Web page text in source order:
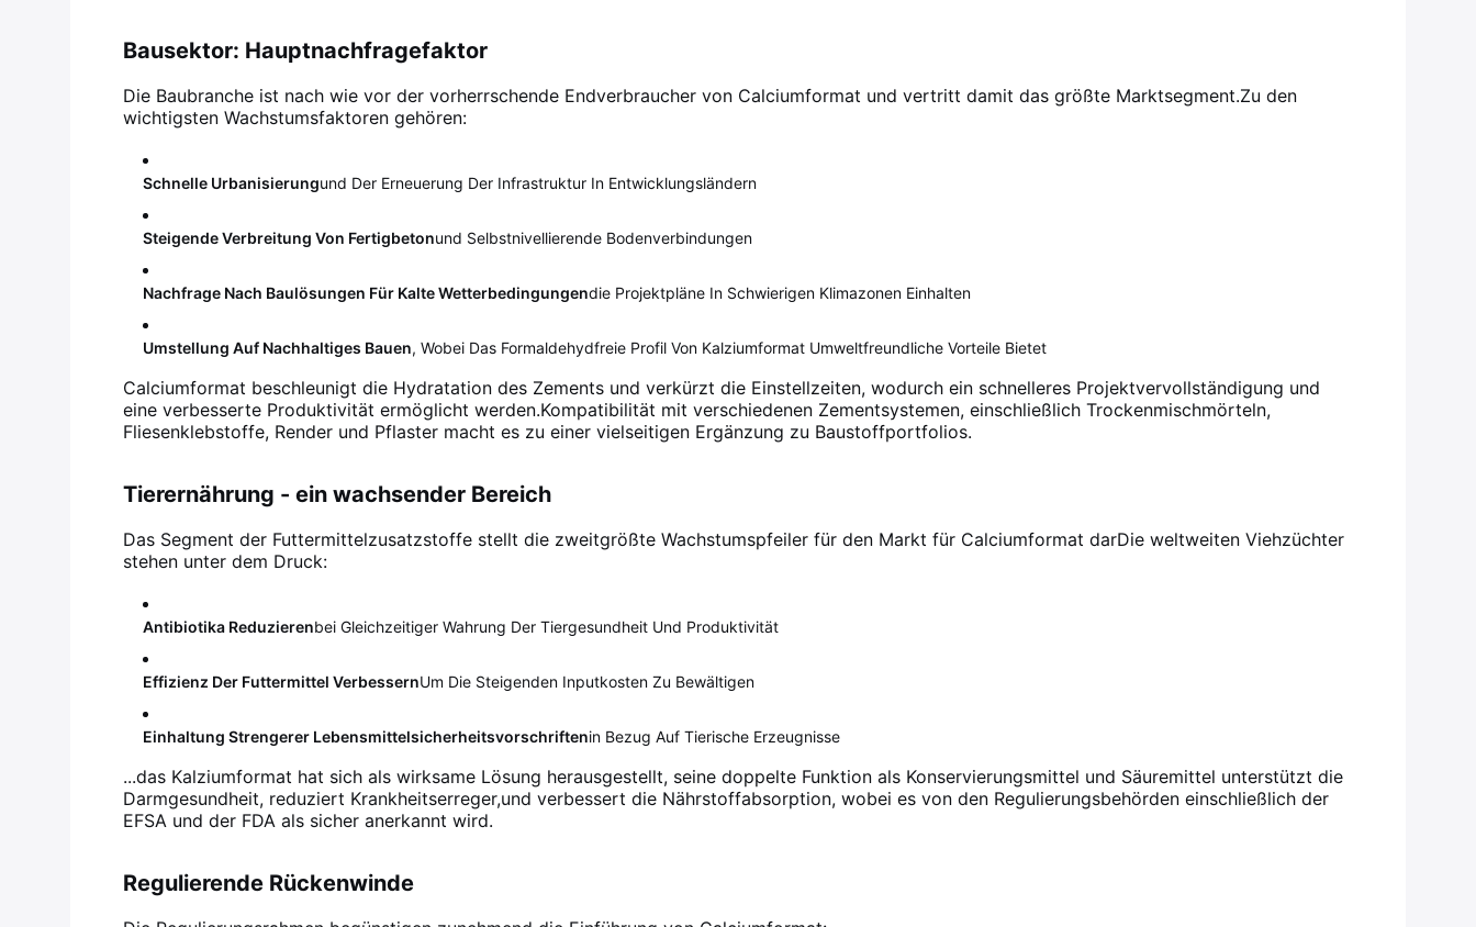
Bausektor: Hauptnachfragefaktor
Die Baubranche ist nach wie vor der vorherrschende Endverbraucher von Calciumformat und vertritt damit das größte Marktsegment.Zu den
wichtigsten Wachstumsfaktoren gehören:
Schnelle UrbanisierungUnd Der Erneuerung Der Infrastruktur In Entwicklungsländern
Steigende Verbreitung Von FertigbetonUnd Selbstnivellierende Bodenverbindungen
Nachfrage Nach Baulösungen Für Kalte WetterbedingungenDie Projektpläne In Schwierigen Klimazonen Einhalten
Umstellung Auf Nachhaltiges Bauen, Wobei Das Formaldehydfreie Profil Von Kalziumformat Umweltfreundliche Vorteile Bietet
Calciumformat beschleunigt die Hydratation des Zements und verkürzt die Einstellzeiten, wodurch ein schnelleres Projektvervollständigung und
eine verbesserte Produktivität ermöglicht werden.Kompatibilität mit verschiedenen Zementsystemen, einschließlich Trockenmischmörteln,
Fliesenklebstoffe, Render und Pflaster macht es zu einer vielseitigen Ergänzung zu Baustoffportfolios.
Tierernährung - ein wachsender Bereich
Das Segment der Futtermittelzusatzstoffe stellt die zweitgrößte Wachstumspfeiler für den Markt für Calciumformat darDie weltweiten Viehzüchter
stehen unter dem Druck:
Antibiotika ReduzierenBei Gleichzeitiger Wahrung Der Tiergesundheit Und Produktivität
Effizienz Der Futtermittel VerbessernUm Die Steigenden Inputkosten Zu Bewältigen
Einhaltung Strengerer LebensmittelsicherheitsvorschriftenIn Bezug Auf Tierische Erzeugnisse
...das Kalziumformat hat sich als wirksame Lösung herausgestellt, seine doppelte Funktion als Konservierungsmittel und Säuremittel unterstützt die
Darmgesundheit, reduziert Krankheitserreger,und verbessert die Nährstoffabsorption, wobei es von den Regulierungsbehörden einschließlich der
EFSA und der FDA als sicher anerkannt wird.
Regulierende Rückenwinde